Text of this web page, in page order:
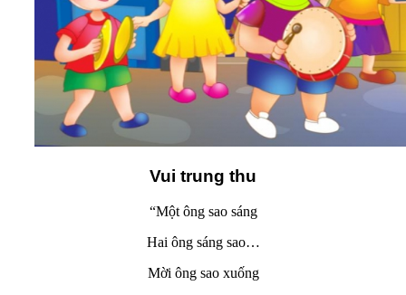
Vui trung thu
“Một ông sao sáng
Hai ông sáng sao…
Mời ông sao xuống